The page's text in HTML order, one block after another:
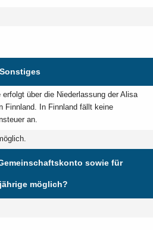
Sonstiges
erfolgt über die Niederlassung der Alisa
Finnland. In Finnland fällt keine
an.
sowie für
möglich?